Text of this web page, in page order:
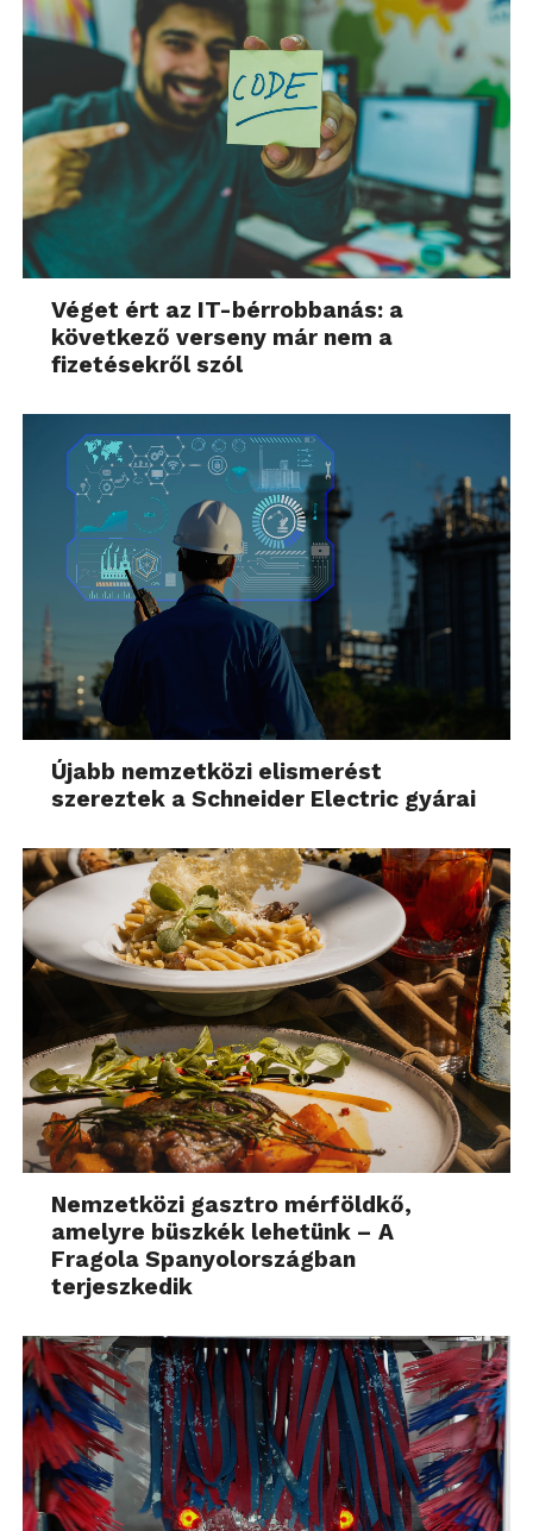
Véget ért az IT-bérrobbanás: a
következő verseny már nem a
fizetésekről szól
Újabb nemzetközi elismerést
szereztek a Schneider Electric gyárai
Nemzetközi gasztro mérföldkő,
amelyre büszkék lehetünk – A
Fragola Spanyolországban
terjeszkedik